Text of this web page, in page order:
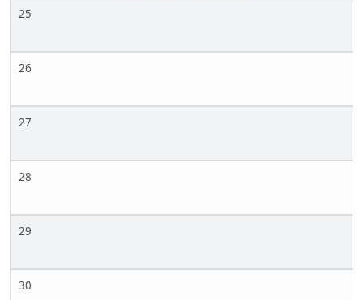
25
26
27
28
29
30